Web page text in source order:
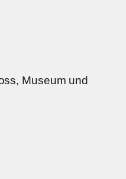
Museum und